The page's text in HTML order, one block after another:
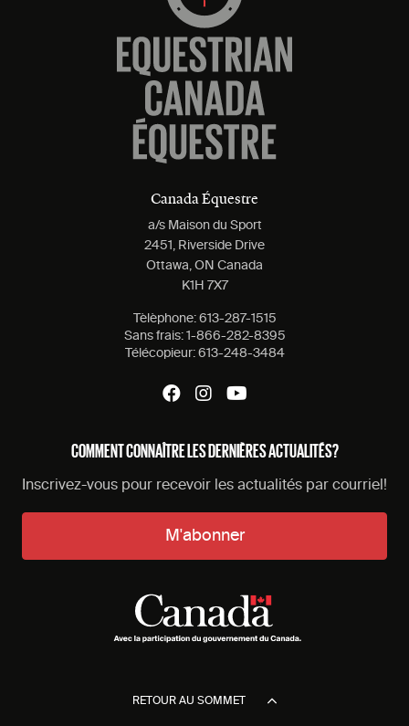
Canada Équestre
a/s Maison du Sport
2451, Riverside Drive
Ottawa, ON Canada
K1H 7X7
Tèlèphone: 613-287-1515
Sans frais: 1-866-282-8395
Télécopieur: 613-248-3484
COMMENT CONNAÎTRE LES DERNIÈRES ACTUALITÉS?
Inscrivez-vous pour recevoir les actualités par courriel!
M'abonner
RETOUR AU SOMMET